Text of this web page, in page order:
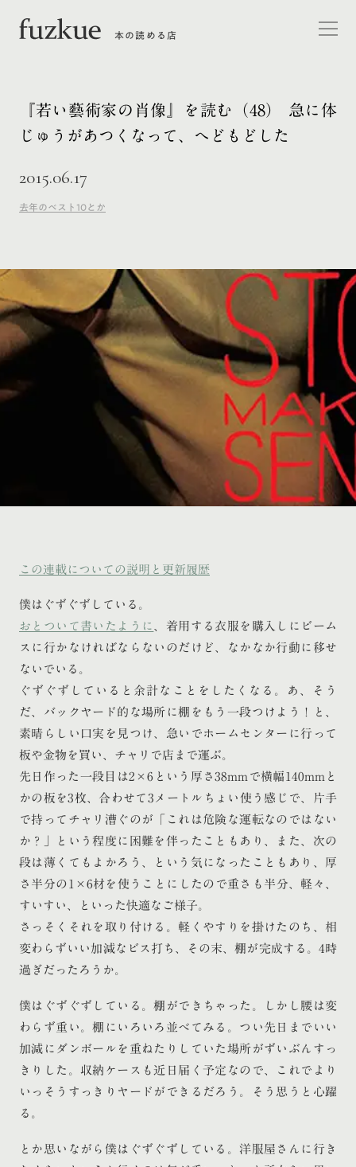
本の読める店
『若い藝術家の肖像』を読む（48） 急に体
じゅうがあつくなって、へどもどした
2015.06.17
去年のベスト10とか
この連載についての説明と更新履歴
僕はぐずぐずしている。
おとついて書いたように 、着用する衣服を購入しにビーム
スに行かなければならないのだけど、なかなか行動に移せ
ないでいる。
ぐずぐずしていると余計なことをしたくなる。あ、そう
だ、バックヤード的な場所に棚をもう一段つけよう！と、
素晴らしい口実を見つけ、急いでホームセンターに行って
板や金物を買い、チャリで店まで運ぶ。
先日作った一段目は2×6という厚さ38mmで横幅140mmと
かの板を3枚、合わせて3メートルちょい使う感じで、片手
で持ってチャリ漕ぐのが「これは危険な運転なのではない
か？」という程度に困難を伴ったこともあり、また、次の
段は薄くてもよかろう、という気になったこともあり、厚
さ半分の1×6材を使うことにしたので重さも半分、軽々、
すいすい、といった快適なご様子。
さっそくそれを取り付ける。軽くやすりを掛けたのち、相
変わらずいい加減なビス打ち、その末、棚が完成する。4時
過ぎだったろうか。
僕はぐずぐずしている。棚ができちゃった。しかし腰は変
わらず重い。棚にいろいろ並べてみる。つい先日までいい
加減にダンボールを重ねたりしていた場所がずいぶんすっ
きりした。収納ケースも近日届く予定なので、これでより
いっそうすっきりヤードができるだろう。そう思うと心躍
る。
とか思いながら僕はぐずぐずしている。洋服屋さんに行き